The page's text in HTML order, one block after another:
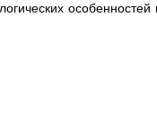
особенностей